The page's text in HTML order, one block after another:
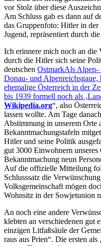
vor Stolz über diese
Am Schluss gab es dann auf
das Gruppenfoto: Hitler in
Jugend, repräsentiert durch
Ich erinnere mich noch an
durch die Hitler sich seine
deutschen OstmarkAls Alpen-
Donau- und
ehemalige Österreich in der
bis 1939 formell noch als
Wikipedia.org , also
lassen wollte. Am Tage
Abstimmung in unserem Orte
Bekanntmachungstafeln
Hitler und seine Politik
gut 3000 Einwohnern unseres
Bekanntmachung neun
Auf die offizielle Mitteilung
Schlusssatz die Verwünschung
Volksgemeinschaft mögen
Wohnsitz in der Sowjetunion
An noch eine andere
klebten an verschiedenen gut
einzigen Litfaßsäule der
raus aus Prien . Die ersten als